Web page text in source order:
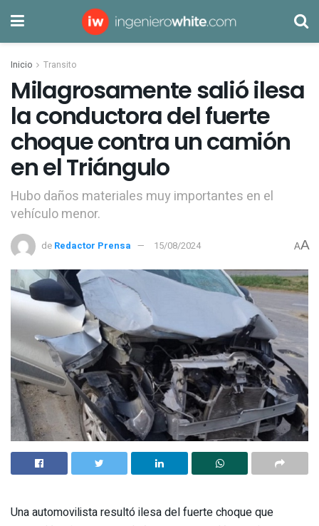
Inicio Transito
Milagrosamente salió ilesa
la conductora del fuerte
choque contra un camión
en el Triángulo
Hubo daños materiales muy importantes en el
vehículo menor.
de Redactor Prensa 15/08/2024 AA
Una automovilista resultó ilesa del fuerte choque que